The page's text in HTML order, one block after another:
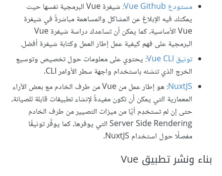
مستودع Vue Github
: شيفرة Vue البرمجية نفسها حيث
يمكنك فيه الإبلاغ عن المشاكل والمساهمة مباشرةً في شيفرة
Vue الأساسية، كما يمكن أن تساعدك دراسة شيفرة Vue
البرمجية على فهم كيفية عمل إطار العمل وكتابة شيفرة أفضل.
توثيق Vue CLI
: يحتوي على معلومات حول تخصيص وتوسيع
الخرج الذي تنشئه باستخدام واجهة سطر الأوامر CLI.
NuxtJS
: هو إطار عمل من Vue من طرف الخادم مع بعض الآراء
المعمارية التي يمكن أن تكون مفيدةً لإنشاء تطبيقات قابلة للصيانة،
حتى إن لم تستخدِم أيًا من ميزات التصيير من طرف الخادم
Server Side Rendering التي يوفرها، كما يوفِّر توثيقًا
مفصلًا حول استخدام NuxtJS.
بناء ونشر تطبيق Vue